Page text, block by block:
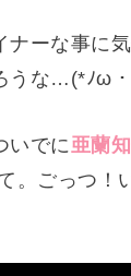
ーな事に気
うな…(*ﾉω
いでに 亜蘭
。ごっつ！